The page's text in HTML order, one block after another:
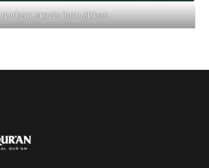
qurban prozis ibnu abbas